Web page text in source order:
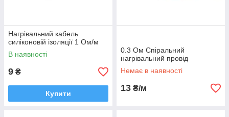
Нагрівальний кабель
силіконовій ізоляції 1 Ом/м
В наявності
9 ₴
Купити
0.3 Ом Спіральний
нагрівальний провід
Немає в наявності
13 ₴/м